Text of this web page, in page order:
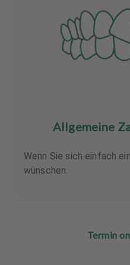
Allgemeine
Wenn Sie sich einfach
wünschen.
Termin